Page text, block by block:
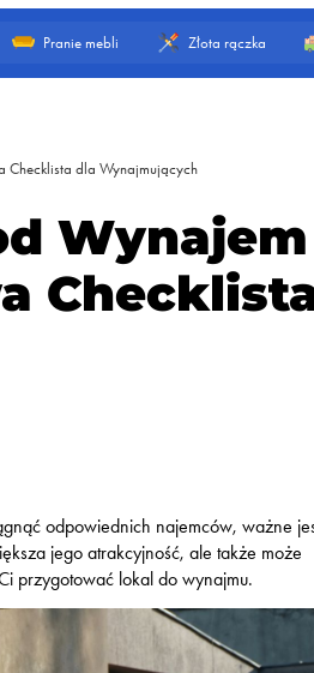
Pranie mebli Złota rączka
Checklista dla Wynajmujących
Wynajem
odpowiednich najemców, ważne
jego atrakcyjność, ale także może
przygotować lokal do wynajmu.